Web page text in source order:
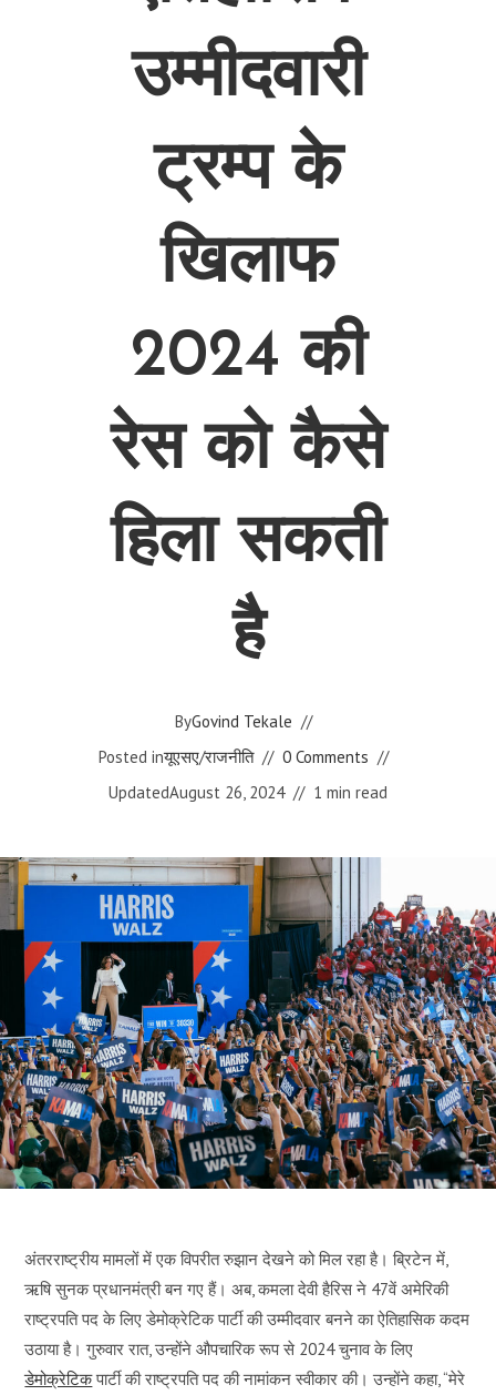
उम्मीदवारी
ट्रम्प के
खिलाफ
2024 की
रेस को कैसे
हिला सकती
है
ByGovind Tekale
Posted inयूएसए/राजनीति
0 Comments
UpdatedAugust 26, 2024 1 min read
अंतरराष्ट्रीय मामलों में एक विपरीत रुझान देखने को मिल रहा है। ब्रिटेन में,
ऋषि सुनक प्रधानमंत्री बन गए हैं। अब, कमला देवी हैरिस ने 47वें अमेरिकी
राष्ट्रपति पद के लिए डेमोक्रेटिक पार्टी की उम्मीदवार बनने का ऐतिहासिक कदम
उठाया है। गुरुवार रात, उन्होंने औपचारिक रूप से 2024 चुनाव के लिए
डेमोक्रेटिकपार्टी की राष्ट्रपति पद की नामांकन स्वीकार की। उन्होंने कहा, “मेरे